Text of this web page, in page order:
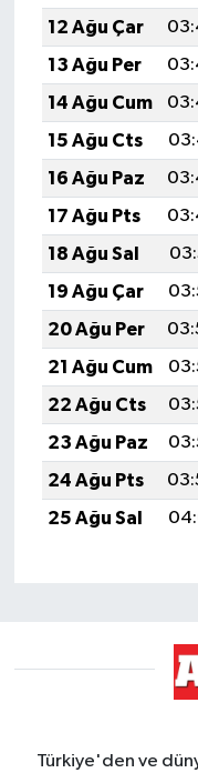
12 Ağu Çar
13 Ağu Per
14 Ağu Cum
15 Ağu Cts
16 Ağu Paz
17 Ağu Pts
18 Ağu Sal
19 Ağu Çar
20 Ağu Per
21 Ağu Cum
22 Ağu Cts
23 Ağu Paz
24 Ağu Pts
25 Ağu Sal
Türkiye'den ve